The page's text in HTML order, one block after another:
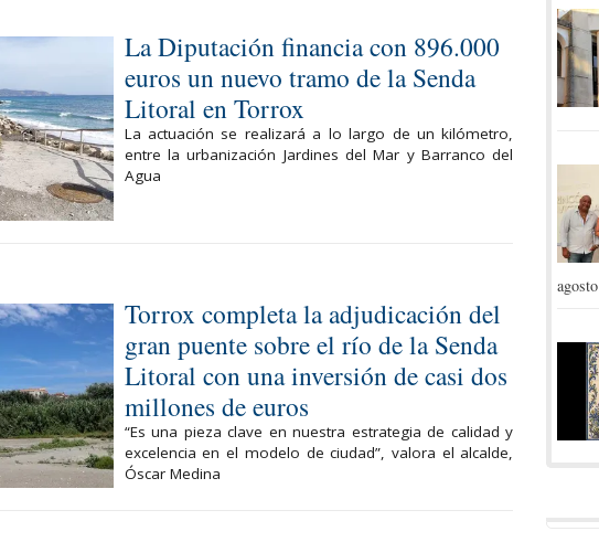
La Diputación financia con 896.000
euros un nuevo tramo de la Senda
Litoral en Torrox
La actuación se realizará a lo largo de un kilómetro,
entre la urbanización Jardines del Mar y Barranco del
Agua
Torrox completa la adjudicación del
gran puente sobre el río de la Senda
Litoral con una inversión de casi dos
millones de euros
“Es una pieza clave en nuestra estrategia de calidad y
excelencia en el modelo de ciudad”, valora el alcalde,
Óscar Medina
agosto